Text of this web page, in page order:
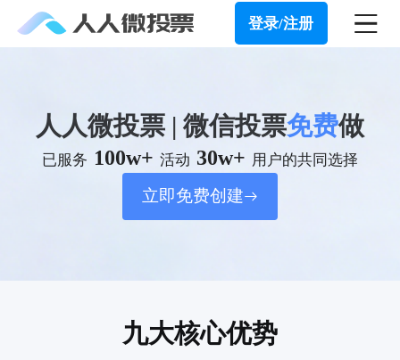
登录/注册
人人微投票 | 微信投票免费做
已服务 100w+ 活动 30w+ 用户的共同选择
立即免费创建
九大核心优势